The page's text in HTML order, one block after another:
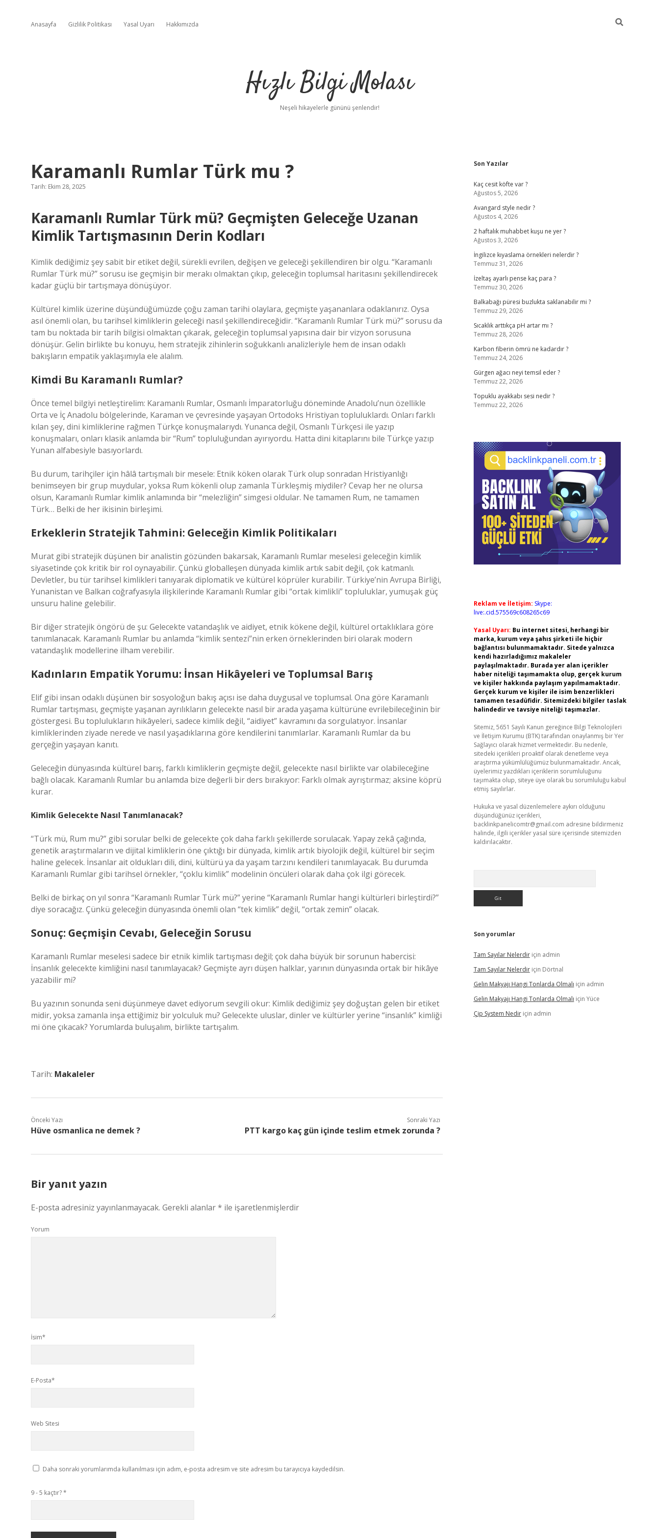
Anasayfa Gizlilik Politikası Yasal Uyarı Hakkımızda
Hızlı Bilgi Molası
Neşeli hikayelerle gününü şenlendir!
Karamanlı Rumlar Türk mu ?
Tarih: Ekim 28, 2025
Karamanlı Rumlar Türk mü? Geçmişten Geleceğe Uzanan
Kimlik Tartışmasının Derin Kodları
Kimlik dediğimiz şey sabit bir etiket değil, sürekli evrilen, değişen ve geleceği şekillendiren bir olgu. “Karamanlı
Rumlar Türk mü?” sorusu ise geçmişin bir merakı olmaktan çıkıp, geleceğin toplumsal haritasını şekillendirecek
kadar güçlü bir tartışmaya dönüşüyor.
Kültürel kimlik üzerine düşündüğümüzde çoğu zaman tarihi olaylara, geçmişte yaşananlara odaklanırız. Oysa
asıl önemli olan, bu tarihsel kimliklerin geleceği nasıl şekillendireceğidir. “Karamanlı Rumlar Türk mü?” sorusu da
tam bu noktada bir tarih bilgisi olmaktan çıkarak, geleceğin toplumsal yapısına dair bir vizyon sorusuna
dönüşür. Gelin birlikte bu konuyu, hem stratejik zihinlerin soğukkanlı analizleriyle hem de insan odaklı
bakışların empatik yaklaşımıyla ele alalım.
Kimdi Bu Karamanlı Rumlar?
Önce temel bilgiyi netleştirelim: Karamanlı Rumlar, Osmanlı İmparatorluğu döneminde Anadolu’nun özellikle
Orta ve İç Anadolu bölgelerinde, Karaman ve çevresinde yaşayan Ortodoks Hristiyan topluluklardı. Onları farklı
kılan şey, dini kimliklerine rağmen Türkçe konuşmalarıydı. Yunanca değil, Osmanlı Türkçesi ile yazıp
konuşmaları, onları klasik anlamda bir “Rum” topluluğundan ayırıyordu. Hatta dini kitaplarını bile Türkçe yazıp
Yunan alfabesiyle basıyorlardı.
Bu durum, tarihçiler için hâlâ tartışmalı bir mesele: Etnik köken olarak Türk olup sonradan Hristiyanlığı
benimseyen bir grup muydular, yoksa Rum kökenli olup zamanla Türkleşmiş miydiler? Cevap her ne olursa
olsun, Karamanlı Rumlar kimlik anlamında bir “melezliğin” simgesi oldular. Ne tamamen Rum, ne tamamen
Türk… Belki de her ikisinin birleşimi.
Erkeklerin Stratejik Tahmini: Geleceğin Kimlik Politikaları
Murat gibi stratejik düşünen bir analistin gözünden bakarsak, Karamanlı Rumlar meselesi geleceğin kimlik
siyasetinde çok kritik bir rol oynayabilir. Çünkü globalleşen dünyada kimlik artık sabit değil, çok katmanlı.
Devletler, bu tür tarihsel kimlikleri tanıyarak diplomatik ve kültürel köprüler kurabilir. Türkiye’nin Avrupa Birliği,
Yunanistan ve Balkan coğrafyasıyla ilişkilerinde Karamanlı Rumlar gibi “ortak kimlikli” topluluklar, yumuşak güç
unsuru haline gelebilir.
Bir diğer stratejik öngörü de şu: Gelecekte vatandaşlık ve aidiyet, etnik kökene değil, kültürel ortaklıklara göre
tanımlanacak. Karamanlı Rumlar bu anlamda “kimlik sentezi”nin erken örneklerinden biri olarak modern
vatandaşlık modellerine ilham verebilir.
Kadınların Empatik Yorumu: İnsan Hikâyeleri ve Toplumsal Barış
Elif gibi insan odaklı düşünen bir sosyoloğun bakış açısı ise daha duygusal ve toplumsal. Ona göre Karamanlı
Rumlar tartışması, geçmişte yaşanan ayrılıkların gelecekte nasıl bir arada yaşama kültürüne evrilebileceğinin bir
göstergesi. Bu toplulukların hikâyeleri, sadece kimlik değil, “aidiyet” kavramını da sorgulatıyor. İnsanlar
kimliklerinden ziyade nerede ve nasıl yaşadıklarına göre kendilerini tanımlarlar. Karamanlı Rumlar da bu
gerçeğin yaşayan kanıtı.
Geleceğin dünyasında kültürel barış, farklı kimliklerin geçmişte değil, gelecekte nasıl birlikte var olabileceğine
bağlı olacak. Karamanlı Rumlar bu anlamda bize değerli bir ders bırakıyor: Farklı olmak ayrıştırmaz; aksine köprü
kurar.
Kimlik Gelecekte Nasıl Tanımlanacak?
“Türk mü, Rum mu?” gibi sorular belki de gelecekte çok daha farklı şekillerde sorulacak. Yapay zekâ çağında,
genetik araştırmaların ve dijital kimliklerin öne çıktığı bir dünyada, kimlik artık biyolojik değil, kültürel bir seçim
haline gelecek. İnsanlar ait oldukları dili, dini, kültürü ya da yaşam tarzını kendileri tanımlayacak. Bu durumda
Karamanlı Rumlar gibi tarihsel örnekler, “çoklu kimlik” modelinin öncüleri olarak daha çok ilgi görecek.
Belki de birkaç on yıl sonra “Karamanlı Rumlar Türk mü?” yerine “Karamanlı Rumlar hangi kültürleri birleştirdi?”
diye soracağız. Çünkü geleceğin dünyasında önemli olan “tek kimlik” değil, “ortak zemin” olacak.
Sonuç: Geçmişin Cevabı, Geleceğin Sorusu
Karamanlı Rumlar meselesi sadece bir etnik kimlik tartışması değil; çok daha büyük bir sorunun habercisi:
İnsanlık gelecekte kimliğini nasıl tanımlayacak? Geçmişte ayrı düşen halklar, yarının dünyasında ortak bir hikâye
yazabilir mi?
Bu yazının sonunda seni düşünmeye davet ediyorum sevgili okur: Kimlik dediğimiz şey doğuştan gelen bir etiket
midir, yoksa zamanla inşa ettiğimiz bir yolculuk mu? Gelecekte uluslar, dinler ve kültürler yerine “insanlık” kimliği
mi öne çıkacak? Yorumlarda buluşalım, birlikte tartışalım.
Tarih: Makaleler
Önceki Yazı
Hüve osmanlica ne demek ?
Sonraki Yazı
PTT kargo kaç gün içinde teslim etmek zorunda ?
Bir yanıt yazın
E-posta adresiniz yayınlanmayacak. Gerekli alanlar* ile işaretlenmişlerdir
Yorum
İsim*
E-Posta*
Web Sitesi
Daha sonraki yorumlarımda kullanılması için adım, e-posta adresim ve site adresim bu tarayıcıya kaydedilsin.
9 - 5 kaçtır?*
Sidebar
Son Yazılar
Kaç cesit köfte var ?
Ağustos 5, 2026
Avangard style nedir ?
Ağustos 4, 2026
2 haftalık muhabbet kuşu ne yer ?
Ağustos 3, 2026
İngilizce kıyaslama örnekleri nelerdir ?
Temmuz 31, 2026
İzeltaş ayarlı pense kaç para ?
Temmuz 30, 2026
Balkabağı püresi buzlukta saklanabilir mi ?
Temmuz 29, 2026
Sıcaklık arttıkça pH artar mı ?
Temmuz 28, 2026
Karbon fiberin ömrü ne kadardır ?
Temmuz 24, 2026
Gürgen ağacı neyi temsil eder ?
Temmuz 22, 2026
Topuklu ayakkabı sesi nedir ?
Temmuz 22, 2026
Reklam ve İletişim: Skype:
live:.cid.575569c608265c69
Yasal Uyarı: Bu internet sitesi, herhangi bir
marka, kurum veya şahıs şirketi ile hiçbir
bağlantısı bulunmamaktadır. Sitede yalnızca
kendi hazırladığımız makaleler
paylaşılmaktadır. Burada yer alan içerikler
haber niteliği taşımamakta olup, gerçek kurum
ve kişiler hakkında paylaşım yapılmamaktadır.
Gerçek kurum ve kişiler ile isim benzerlikleri
tamamen tesadüfidir. Sitemizdeki bilgiler taslak
halindedir ve tavsiye niteliği taşımazlar.
Sitemiz, 5651 Sayılı Kanun gereğince Bilgi Teknolojileri
ve İletişim Kurumu (BTK) tarafından onaylanmış bir Yer
Sağlayıcı olarak hizmet vermektedir. Bu nedenle,
sitedeki içerikleri proaktif olarak denetleme veya
araştırma yükümlülüğümüz bulunmamaktadır. Ancak,
üyelerimiz yazdıkları içeriklerin sorumluluğunu
taşımakta olup, siteye üye olarak bu sorumluluğu kabul
etmiş sayılırlar.
Hukuka ve yasal düzenlemelere aykırı olduğunu
düşündüğünüz içerikleri,
backlinkpanelicomtr@gmail.com adresine bildirmeniz
halinde, ilgili içerikler yasal süre içerisinde sitemizden
kaldırılacaktır.
Son yorumlar
Tam Sayılar Nelerdiriçin admin
Tam Sayılar Nelerdiriçin Dörtnal
Gelin Makyajı Hangi Tonlarda Olmalı için admin
Gelin Makyajı Hangi Tonlarda Olmalı için Yüce
Çip System Nediriçin admin